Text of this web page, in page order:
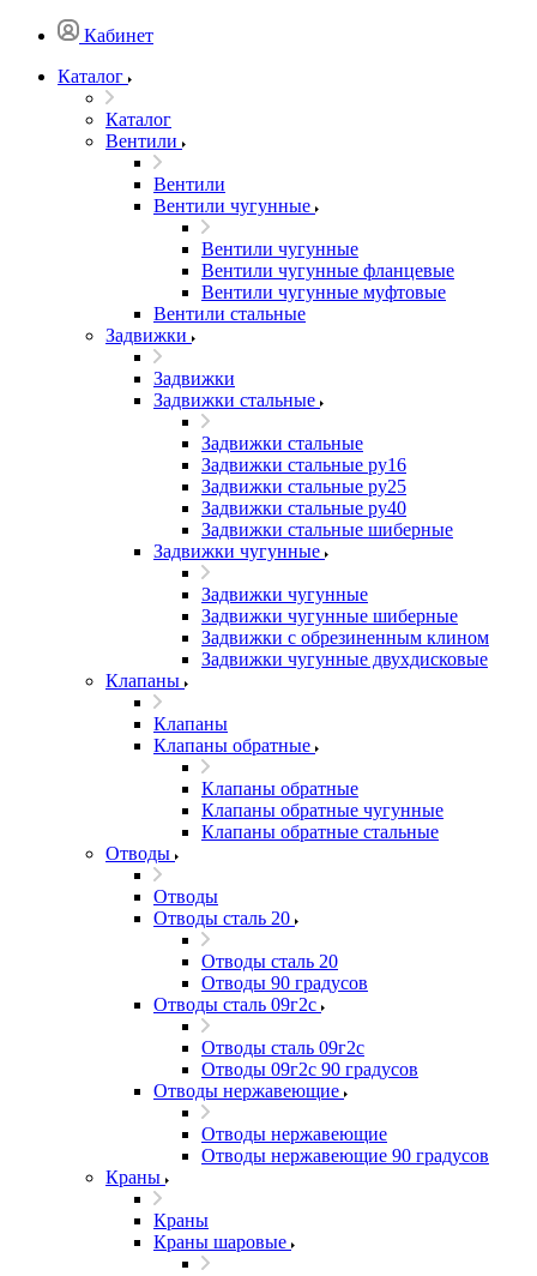
Кабинет
Каталог
Каталог
Вентили
Вентили
Вентили чугунные
Вентили чугунные
Вентили чугунные фланцевые
Вентили чугунные муфтовые
Вентили стальные
Задвижки
Задвижки
Задвижки стальные
Задвижки стальные
Задвижки стальные ру16
Задвижки стальные ру25
Задвижки стальные ру40
Задвижки стальные шиберные
Задвижки чугунные
Задвижки чугунные
Задвижки чугунные шиберные
Задвижки с обрезиненным клином
Задвижки чугунные двухдисковые
Клапаны
Клапаны
Клапаны обратные
Клапаны обратные
Клапаны обратные чугунные
Клапаны обратные стальные
Отводы
Отводы
Отводы сталь 20
Отводы сталь 20
Отводы 90 градусов
Отводы сталь 09г2с
Отводы сталь 09г2с
Отводы 09г2с 90 градусов
Отводы нержавеющие
Отводы нержавеющие
Отводы нержавеющие 90 градусов
Краны
Краны
Краны шаровые